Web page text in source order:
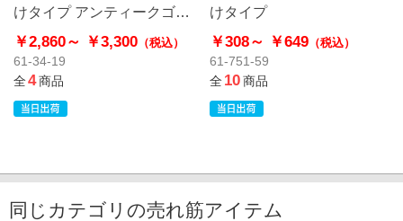
けタイプ アンティークゴー
ルド
￥2,860～ ￥3,300 （税込）
61-34-19
全4商品
けタイプ
￥308～ ￥649（税込）
61-751-59
全10商品
同じカテゴリの売れ筋アイテム